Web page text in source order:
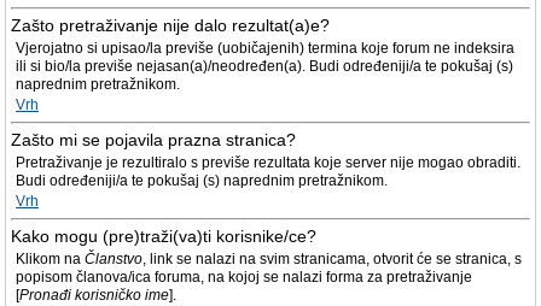
Zašto pretraživanje nije dalo rezultat(a)e?
Vjerojatno si upisao/la previše (uobičajenih) termina koje forum ne indeksira
ili si bio/la previše nejasan(a)/neodređen(a). Budi određeniji/a te pokušaj (s)
naprednim pretražnikom.
Vrh
Zašto mi se pojavila prazna stranica?
Pretraživanje je rezultiralo s previše rezultata koje server nije mogao obraditi.
Budi određeniji/a te pokušaj (s) naprednim pretražnikom.
Vrh
Kako mogu (pre)traži(va)ti korisnike/ce?
Klikom na Članstvo, link se nalazi na svim stranicama, otvorit će se stranica, s
popisom članova/ica foruma, na kojoj se nalazi forma za pretraživanje
[Pronađi korisničko ime].